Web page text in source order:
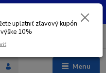
UPLATNIŤ ZĽAVOVÝ KUPÓN -
Menu
uplatniť zľavový kupón
10%